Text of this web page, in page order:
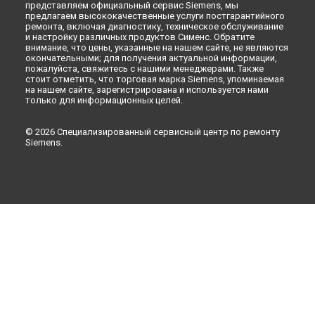
Ремонт посудомоечной машины SN 236I02 KE Siemens в
Новокузнецке
Ремонт посудомоечной машины SN 236I02 KE Siemens в
Рязани
Ремонт посудомоечной машины SN 236I02 KE Siemens в
Астрахани
Ремонт посудомоечной машины SN 236I02 KE Siemens в
Ремонт посудомоечной машины SN 236I02 KE Siemens в
Липецке
представляем официальный сервис Siemens, мы
предлагаем высококачественные услуги постгарантийного
ремонта, включая диагностику, техническое обслуживание
и настройку различных продуктов Сименс. Обратите
внимание, что цены, указанные на нашем сайте, не являются
окончательными; для получения актуальной информации,
пожалуйста, свяжитесь с нашими менеджерами. Также
стоит отметить, что торговая марка Siemens, упоминаемая
на нашем сайте, зарегистрирована и используется нами
только для информационных целей.
© 2026 Специализированный сервисный центр по ремонту
Siemens.